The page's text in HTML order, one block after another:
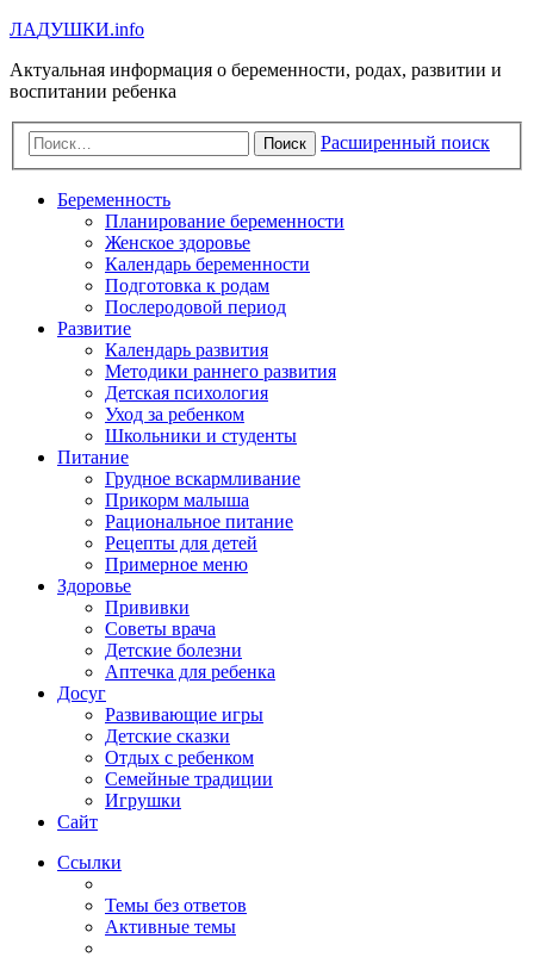
ЛАДУШКИ.info
Актуальная информация о беременности, родах, развитии и
воспитании ребенка
Поиск Расширенный поиск
Беременность
Планирование беременности
Женское здоровье
Календарь беременности
Подготовка к родам
Послеродовой период
Развитие
Календарь развития
Методики раннего развития
Детская психология
Уход за ребенком
Школьники и студенты
Питание
Грудное вскармливание
Прикорм малыша
Рациональное питание
Рецепты для детей
Примерное меню
Здоровье
Прививки
Советы врача
Детские болезни
Аптечка для ребенка
Досуг
Развивающие игры
Детские сказки
Отдых с ребенком
Семейные традиции
Игрушки
Сайт
Ссылки
Темы без ответов
Активные темы